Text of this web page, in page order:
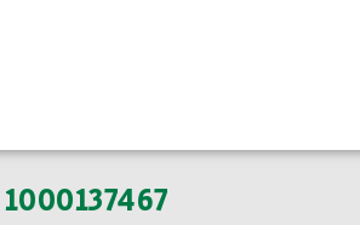
1000137467